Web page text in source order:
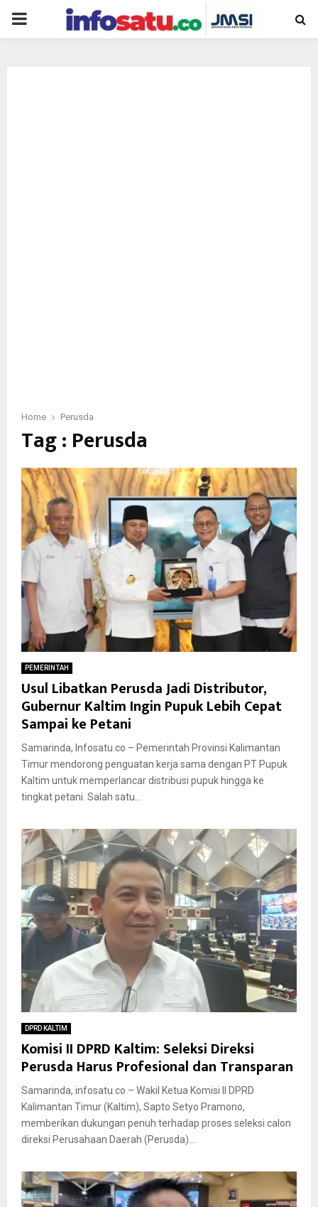
PRIMARY
Home Perusda
Tag : Perusda
PEMERINTAH
Usul Libatkan Perusda Jadi Distributor,
Gubernur Kaltim Ingin Pupuk Lebih Cepat
Sampai ke Petani
Samarinda, Infosatu.co – Pemerintah Provinsi Kalimantan
Timur mendorong penguatan kerja sama dengan PT Pupuk
Kaltim untuk memperlancar distribusi pupuk hingga ke
tingkat petani. Salah satu...
DPRD KALTIM
Komisi II DPRD Kaltim: Seleksi Direksi
Perusda Harus Profesional dan Transparan
Samarinda, infosatu.co – Wakil Ketua Komisi II DPRD
Kalimantan Timur (Kaltim), Sapto Setyo Pramono,
memberikan dukungan penuh terhadap proses seleksi calon
direksi Perusahaan Daerah (Perusda)...